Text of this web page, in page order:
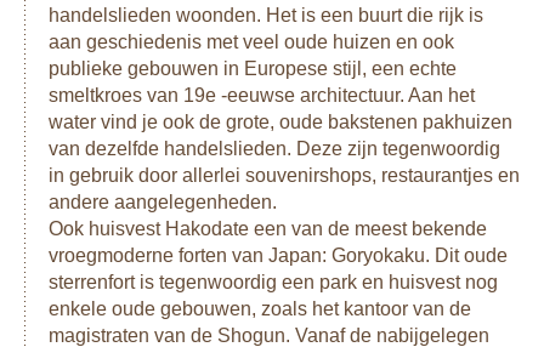
handelslieden woonden. Het is een buurt die rijk is
aan geschiedenis met veel oude huizen en ook
publieke gebouwen in Europese stijl, een echte
smeltkroes van 19e -eeuwse architectuur. Aan het
water vind je ook de grote, oude bakstenen pakhuizen
van dezelfde handelslieden. Deze zijn tegenwoordig
in gebruik door allerlei souvenirshops, restaurantjes en
andere aangelegenheden.
Ook huisvest Hakodate een van de meest bekende
vroegmoderne forten van Japan: Goryokaku. Dit oude
sterrenfort is tegenwoordig een park en huisvest nog
enkele oude gebouwen, zoals het kantoor van de
magistraten van de Shogun. Vanaf de nabijgelegen